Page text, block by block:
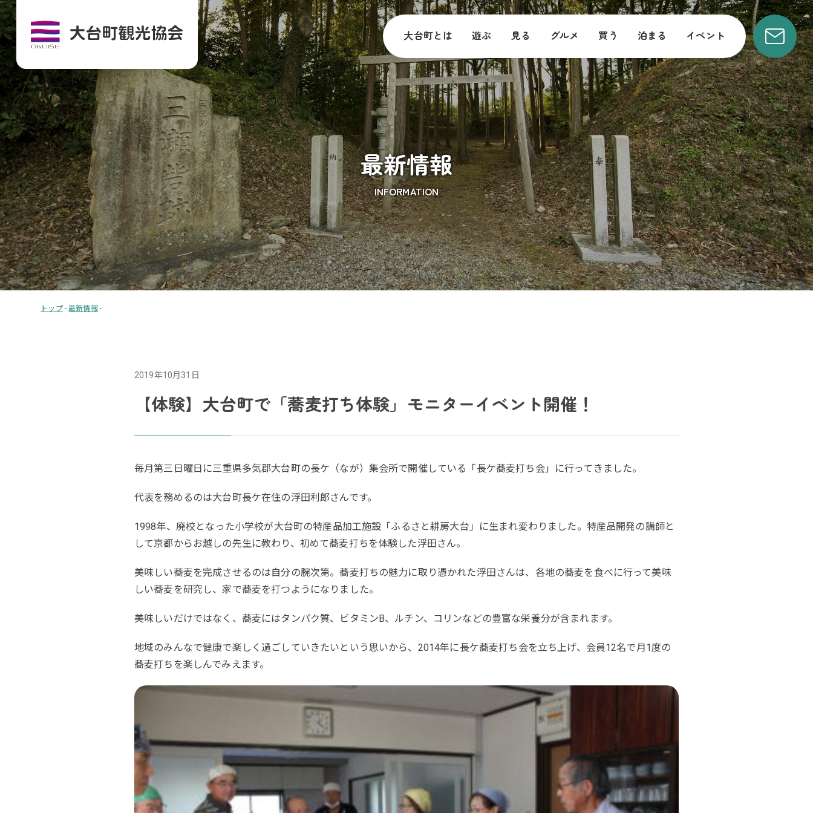
大台町とは 遊ぶ 見る グルメ 買う 泊まる イベント
最新情報
INFORMATION
トップ-最新情報-
2019年10月31日
【体験】大台町で「蕎麦打ち体験」モニターイベント開催！
毎月第三日曜日に三重県多気郡大台町の長ケ（なが）集会所で開催している「長ケ蕎麦打ち会」に行ってきました。
代表を務めるのは大台町長ケ在住の浮田利郎さんです。
1998年、廃校となった小学校が大台町の特産品加工施設「ふるさと耕房大台」に生まれ変わりました。特産品開発の講師と
して京都からお越しの先生に教わり、初めて蕎麦打ちを体験した浮田さん。
美味しい蕎麦を完成させるのは自分の腕次第。蕎麦打ちの魅力に取り憑かれた浮田さんは、各地の蕎麦を食べに行って美味
しい蕎麦を研究し、家で蕎麦を打つようになりました。
美味しいだけではなく、蕎麦にはタンパク質、ビタミンB、ルチン、コリンなどの豊富な栄養分が含まれます。
地域のみんなで健康で楽しく過ごしていきたいという思いから、2014年に長ケ蕎麦打ち会を立ち上げ、会員12名で月1度の
蕎麦打ちを楽しんでみえます。